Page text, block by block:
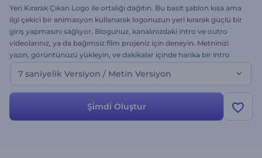
Yeri Kırarak Çıkan Logo ile ortalığı dağıtın. Bu basit şablon kısa ama
ilgi çekici bir animasyon kullanarak logonuzun yeri kırarak güçlü bir
giriş yapmasını sağlıyor. Blogunuz, kanalınızdaki intro ve outro
videolarınız, ya da bağımsız film projeniz için deneyin. Metninizi
yazın, görüntünüzü yükleyin, ve dakikalar içinde harika bir intro
videosuna sahip olun, şimdi. Bu, şablonun metin versiyonudur.
7 saniyelik Versiyon / Metin Versiyon
Şi̇mdi̇ Oluştur